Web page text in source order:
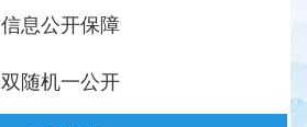
信息公开保障
双随机一公开